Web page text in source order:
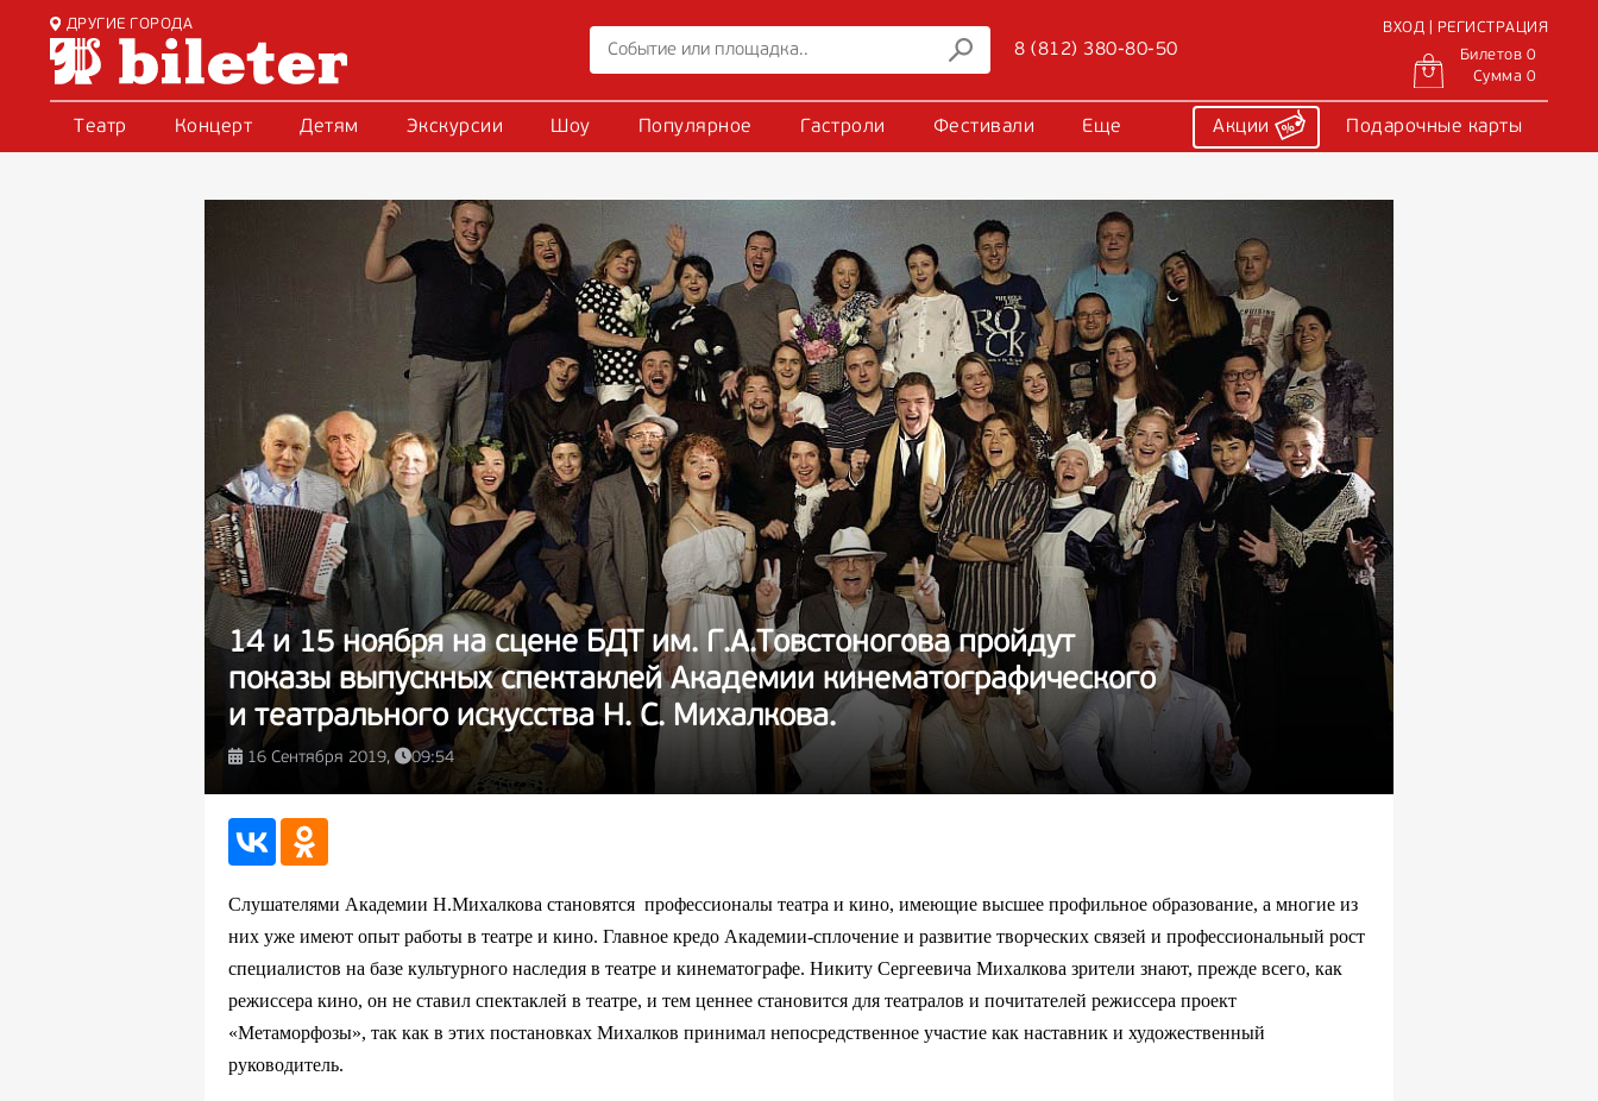
ДРУГИЕ ГОРОДА
8 (812) 380-80-50
ВХОД | РЕГИСТРАЦИЯ
Билетов 0
Сумма 0
Театр Концерт Детям Экскурсии Шоу Популярное Гастроли Фестивали Еще Акции Подарочные карты
14 и 15 ноября на сцене БДТ им. Г.А.Товстоногова пройдут
показы выпускных спектаклей Академии кинематографического
и театрального искусства Н. С. Михалкова.
16 Сентября 2019, 09:54
Слушателями Академии Н.Михалкова становятся профессионалы театра и кино, имеющие высшее профильное образование, а многие из
них уже имеют опыт работы в театре и кино. Главное кредо Академии-сплочение и развитие творческих связей и профессиональный рост
специалистов на базе культурного наследия в театре и кинематографе. Никиту Сергеевича Михалкова зрители знают, прежде всего, как
режиссера кино, он не ставил спектаклей в театре, и тем ценнее становится для театралов и почитателей режиссера проект
«Метаморфозы», так как в этих постановках Михалков принимал непосредственное участие как наставник и художественный
руководитель.